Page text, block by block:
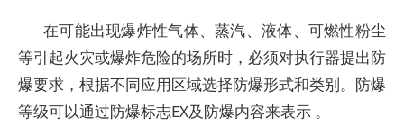
在可能出现爆炸性气体、蒸汽、液体、可燃性粉尘
等引起火灾或爆炸危险的场所时，必须对执行器提出防
爆要求，根据不同应用区域选择防爆形式和类别。防爆
等级可以通过防爆标志EX及防爆内容来表示 。